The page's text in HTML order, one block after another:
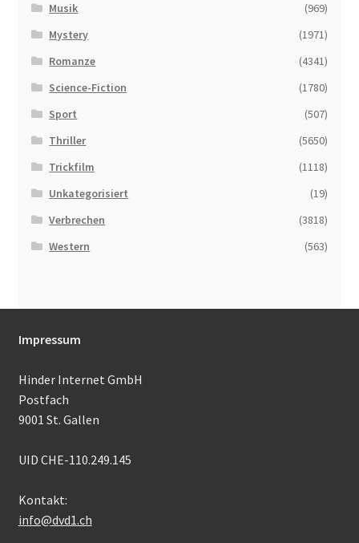
Musik
(969)
Mystery
(1971)
Romanze
(4341)
Science-Fiction
(1780)
Sport
(507)
Thriller
(5650)
Trickfilm
(1118)
Unkategorisiert
(19)
Verbrechen
(3818)
Western
(563)
Impressum
Hinder Internet GmbH
Postfach
9001 St. Gallen
UID CHE-110.249.145
Kontakt:
info@dvd1.ch